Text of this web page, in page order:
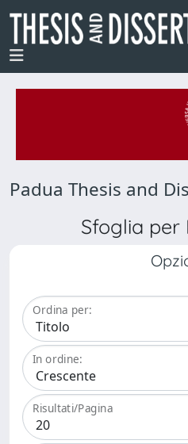
Padua Thesis and
Sfoglia per
Ordina per:
In ordine:
Risultati/Pagina